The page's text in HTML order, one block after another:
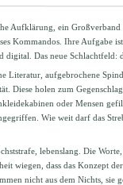
Aufklärung, ein Großverband
Kommandos. Ihre Aufgabe
Das neue Schlachtfeld:
Literatur, aufgebrochene
Diese holen zum
oder Mensen
Wie weit darf das
lebenslang. Die
wiegen, dass das Konzept
nicht aus dem Nichts, sie